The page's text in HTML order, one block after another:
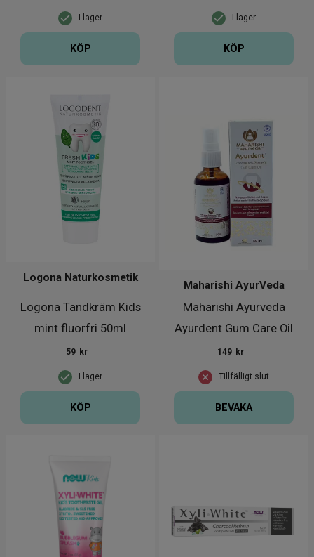
I lager
KÖP
I lager
KÖP
Logona Tandkräm Kids
mint fluorfri 50ml
Logona Naturkosmetik
I lager
59 kr
KÖP
Maharishi Ayurveda
Ayurdent Gum Care Oil
50ml
Maharishi AyurVeda
Tillfälligt slut
149 kr
BEVAKA